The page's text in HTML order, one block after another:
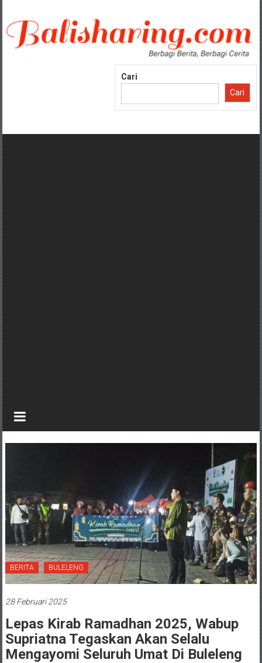
konten
Cari
Cari
BERITA BULELENG
28 Februari 2025
Lepas Kirab Ramadhan 2025, Wabup
Supriatna Tegaskan Akan Selalu
Mengayomi Seluruh Umat Di Buleleng